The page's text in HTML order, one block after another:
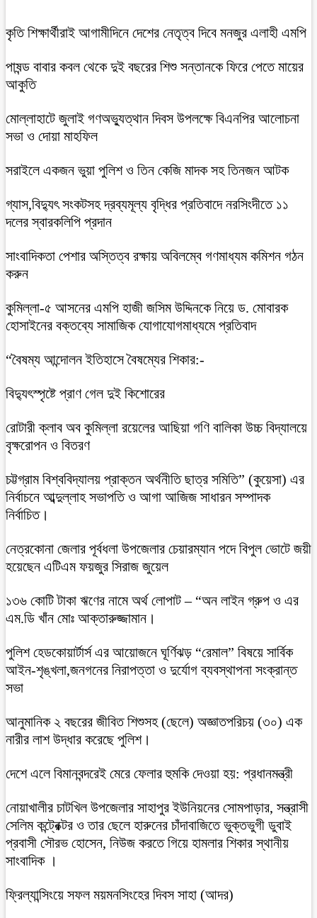
কৃতি শিক্ষার্থীরাই আগামীদিনে দেশের নেতৃত্ব দিবে মনজুর এলাহী এমপি
পাষন্ড বাবার কবল থেকে দুই বছরের শিশু সন্তানকে ফিরে পেতে মায়ের
আকুতি
মোল্লাহাটে জুলাই গণঅভ্যুত্থান দিবস উপলক্ষে বিএনপির আলোচনা
সভা ও দোয়া মাহফিল
সরাইলে একজন ভুয়া পুলিশ ও তিন কেজি মাদক সহ তিনজন আটক
গ্যাস,বিদ্যুৎ সংকটসহ দ্রব্যমূল্য বৃদ্ধির প্রতিবাদে নরসিংদীতে ১১
দলের স্বারকলিপি প্রদান
সাংবাদিকতা পেশার অস্তিত্ব রক্ষায় অবিলম্বে গণমাধ্যম কমিশন গঠন
করুন
কুমিল্লা-৫ আসনের এমপি হাজী জসিম উদ্দিনকে নিয়ে ড. মোবারক
হোসাইনের বক্তব্যে সামাজিক যোগাযোগমাধ্যমে প্রতিবাদ
“বৈষম্য আন্দোলন ইতিহাসে বৈষম্যের শিকার:-
বিদ্যুৎস্পৃষ্টে প্রাণ গেল দুই কিশোরের
রোটারী ক্লাব অব কুমিল্লা রয়েলের আছিয়া গণি বালিকা উচ্চ বিদ্যালয়ে
বৃক্ষরোপন ও বিতরণ
চট্টগ্রাম বিশ্ববিদ্যালয় প্রাক্তন অর্থনীতি ছাত্র সমিতি” (কুয়েসা) এর
নির্বাচনে আব্দুল্লাহ সভাপতি ও আগা আজিজ সাধারন সম্পাদক
নির্বাচিত।
নেত্রকোনা জেলার পূর্বধলা উপজেলার চেয়ারম্যান পদে বিপুল ভোটে জয়ী
হয়েছেন এটিএম ফয়জুর সিরাজ জুয়েল
১৩৬ কোটি টাকা ঋণের নামে অর্থ লোপাট – “অন লাইন গ্রুপ ও এর
এম.ডি খাঁন মোঃ আক্তারুজ্জামান।
পুলিশ হেডকোয়ার্টার্স এর আয়োজনে ঘূর্ণিঝড় “রেমাল” বিষয়ে সার্বিক
আইন-শৃঙ্খলা,জনগনের নিরাপত্তা ও দুর্যোগ ব্যবস্থাপনা সংক্রান্ত
সভা
আনুমানিক ২ বছরের জীবিত শিশুসহ (ছেলে) অজ্ঞাতপরিচয় (৩০) এক
নারীর লাশ উদ্ধার করেছে পুলিশ।
দেশে এলে বিমানবন্দরেই মেরে ফেলার হুমকি দেওয়া হয়: প্রধানমন্ত্রী
নোয়াখালীর চাটখিল উপজেলার সাহাপুর ইউনিয়নের সোমপাড়ার, সন্ত্রাসী
সেলিম কন্ট্রেক্টর ও তার ছেলে হারুনের চাঁদাবাজিতে ভুক্তভুগী ডুবাই
প্রবাসী সৌরভ হোসেন, নিউজ করতে গিয়ে হামলার শিকার স্থানীয়
সাংবাদিক ।
ফ্রিল্যান্সিংয়ে সফল ময়মনসিংহের দিবস সাহা (আদর)